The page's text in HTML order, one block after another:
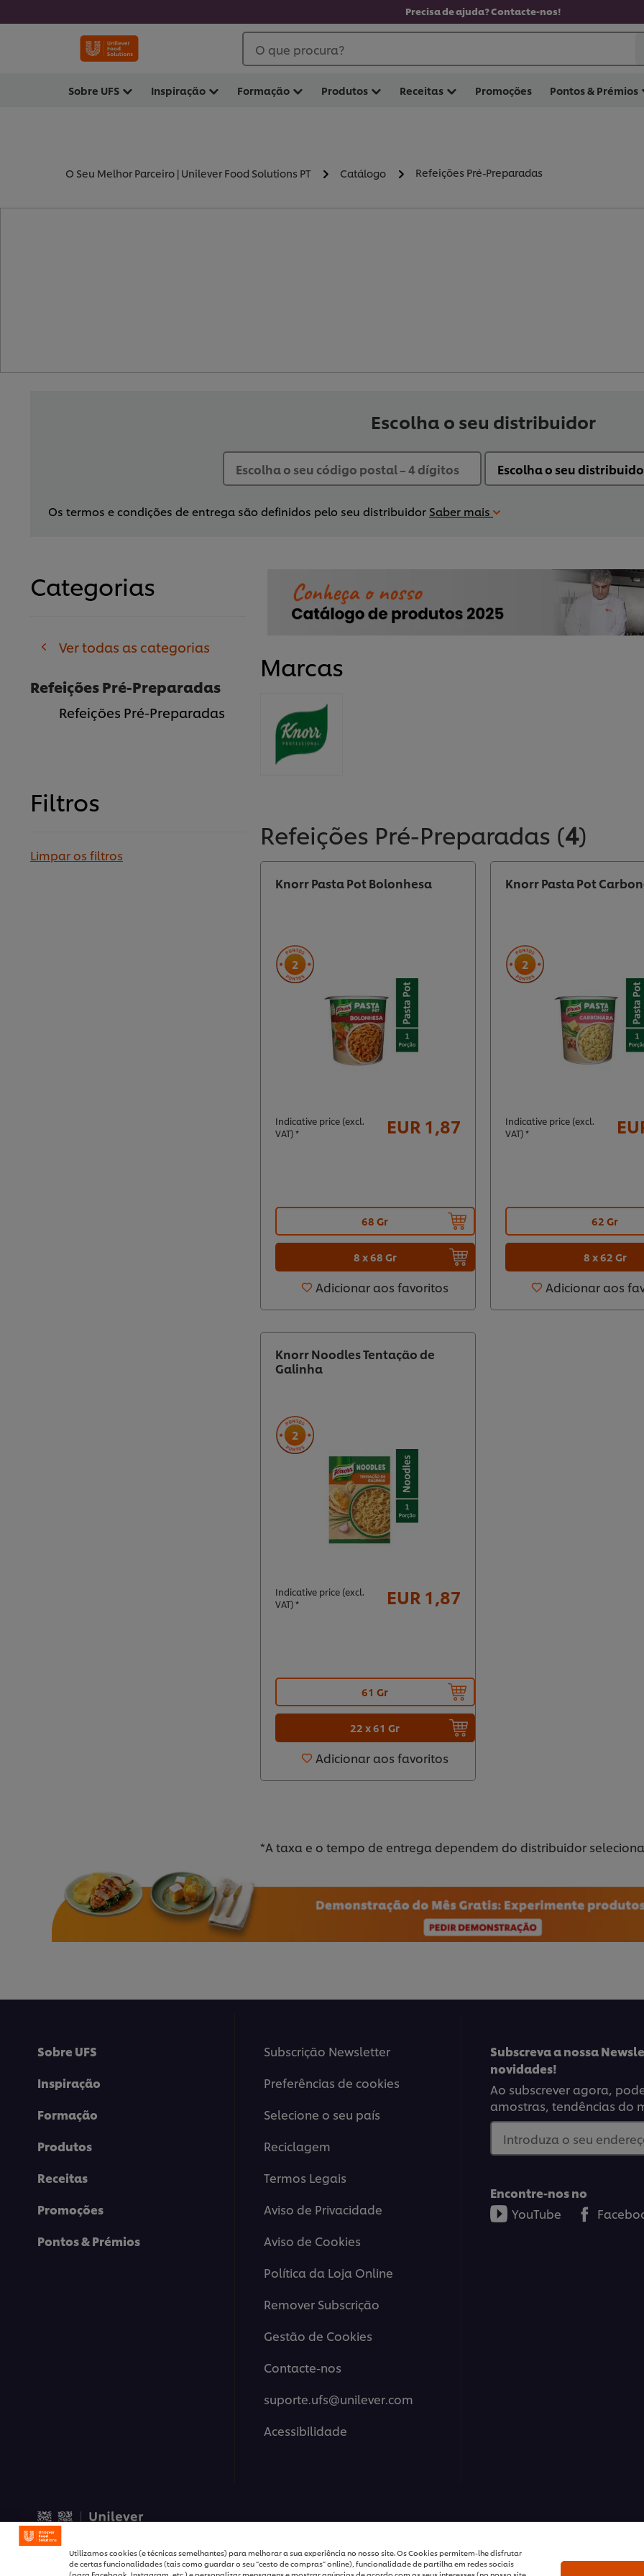
Precisa de ajuda? Contacte-nos!
O que procura?
Sobre UFS Inspiração Formação Produtos Receitas Promoções Pontos & Prémios
O Seu Melhor Parceiro | Unilever Food Solutions PT Catálogo Refeições Pré-Preparadas
Escolha o seu distribuidor
Os termos e condições de entrega são definidos pelo seu distribuidor Saber mais
Categorias
Ver todas as categorias
Refeições Pré-Preparadas
Refeições Pré-Preparadas
Filtros
Limpar os filtros
Marcas
Refeições Pré-Preparadas (4)
Knorr Pasta Pot Bolonhesa
2
Indicative price (excl.
VAT) *
EUR 1,87
68 Gr
8 x 68 Gr
Adicionar aos favoritos
Knorr Pasta Pot
2
Indicative price (excl.
VAT) *
62 Gr
8 x 62 Gr
Adicionar aos
Knorr Noodles Tentação de
Galinha
2
Indicative price (excl.
VAT) *
EUR 1,87
61 Gr
22 x 61 Gr
Adicionar aos favoritos
*A taxa e o tempo de entrega dependem do distribuidor
Sobre UFS
Inspiração
Formação
Produtos
Receitas
Promoções
Pontos & Prémios
Subscrição Newsletter
Preferências de cookies
Selecione o seu país
Reciclagem
Termos Legais
Aviso de Privacidade
Aviso de Cookies
Política da Loja Online
Remover Subscrição
Gestão de Cookies
Contacte-nos
suporte.ufs@unilever.com
Acessibilidade
Subscreva a nossa
novidades!
Ao subscrever agora,
amostras, tendências do
Introduza o seu
Encontre-nos no
YouTube
Utilizamos cookies (e técnicas semelhantes) para melhorar a sua experiência no nosso site. Os Cookies permitem-lhe disfrutar
de certas funcionalidades (tais como guardar o seu “cesto de compras” online), funcionalidade de partilha em redes sociais
(para Facebook, Instagram, etc.) e personalizar mensagens e mostrar anúncios de acordo com os seus interesses (no nosso site